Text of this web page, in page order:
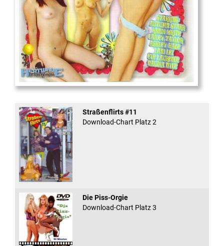
And Confused #8 - ...
Straßenflirts #11
Download-Chart Platz 2
Die Piss-Orgie
Download-Chart Platz 3